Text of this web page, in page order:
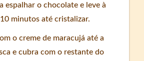
espalhar o chocolate e leve à
minutos até cristalizar.
o creme de maracujá até a
e cubra com o restante do